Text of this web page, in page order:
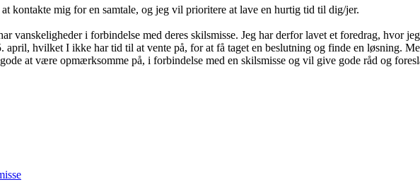
kontakte mig for en samtale, og jeg vil prioritere at lave en hurtig tid til dig/jer.
vanskeligheder i forbindelse med deres skilsmisse. Jeg har derfor lavet et foredrag, hvor
april, hvilket I ikke har tid til at vente på, for at få taget en beslutning og finde en løsning.
at være opmærksomme på, i forbindelse med en skilsmisse og vil give gode råd og